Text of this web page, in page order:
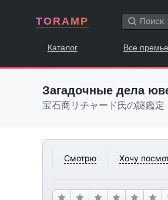
TORAMP
Каталог Все
Загадочные дела
宝石商リチャード氏の謎鑑定
Смотрю Хочу